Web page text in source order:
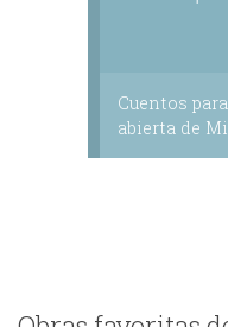
Cuentos
abierta de